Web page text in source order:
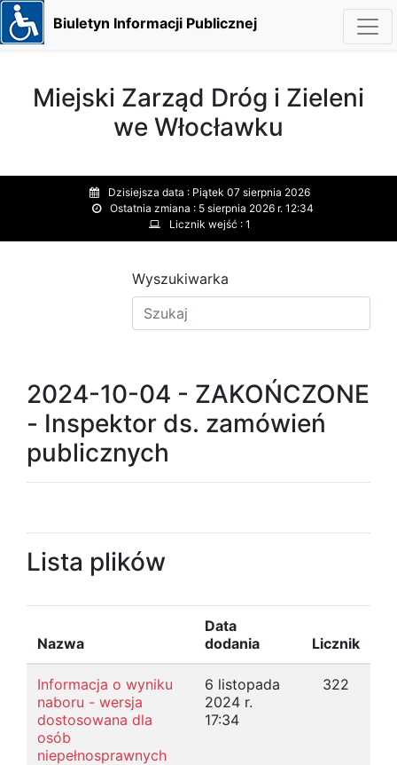
Biuletyn Informacji Publicznej
Miejski Zarząd Dróg i Zieleni
we Włocławku
Dzisiejsza data : Piątek 07 sierpnia 2026
Ostatnia zmiana : 5 sierpnia 2026 r. 12:34
Licznik wejść : 1
Wyszukiwarka
2024-10-04 - ZAKOŃCZONE
- Inspektor ds. zamówień
publicznych
Lista plików
Nazwa
Data
dodania
Licznik
Informacja o wyniku
naboru - wersja
dostosowana dla
osób
niepełnosprawnych
6 listopada
2024 r.
17:34
322